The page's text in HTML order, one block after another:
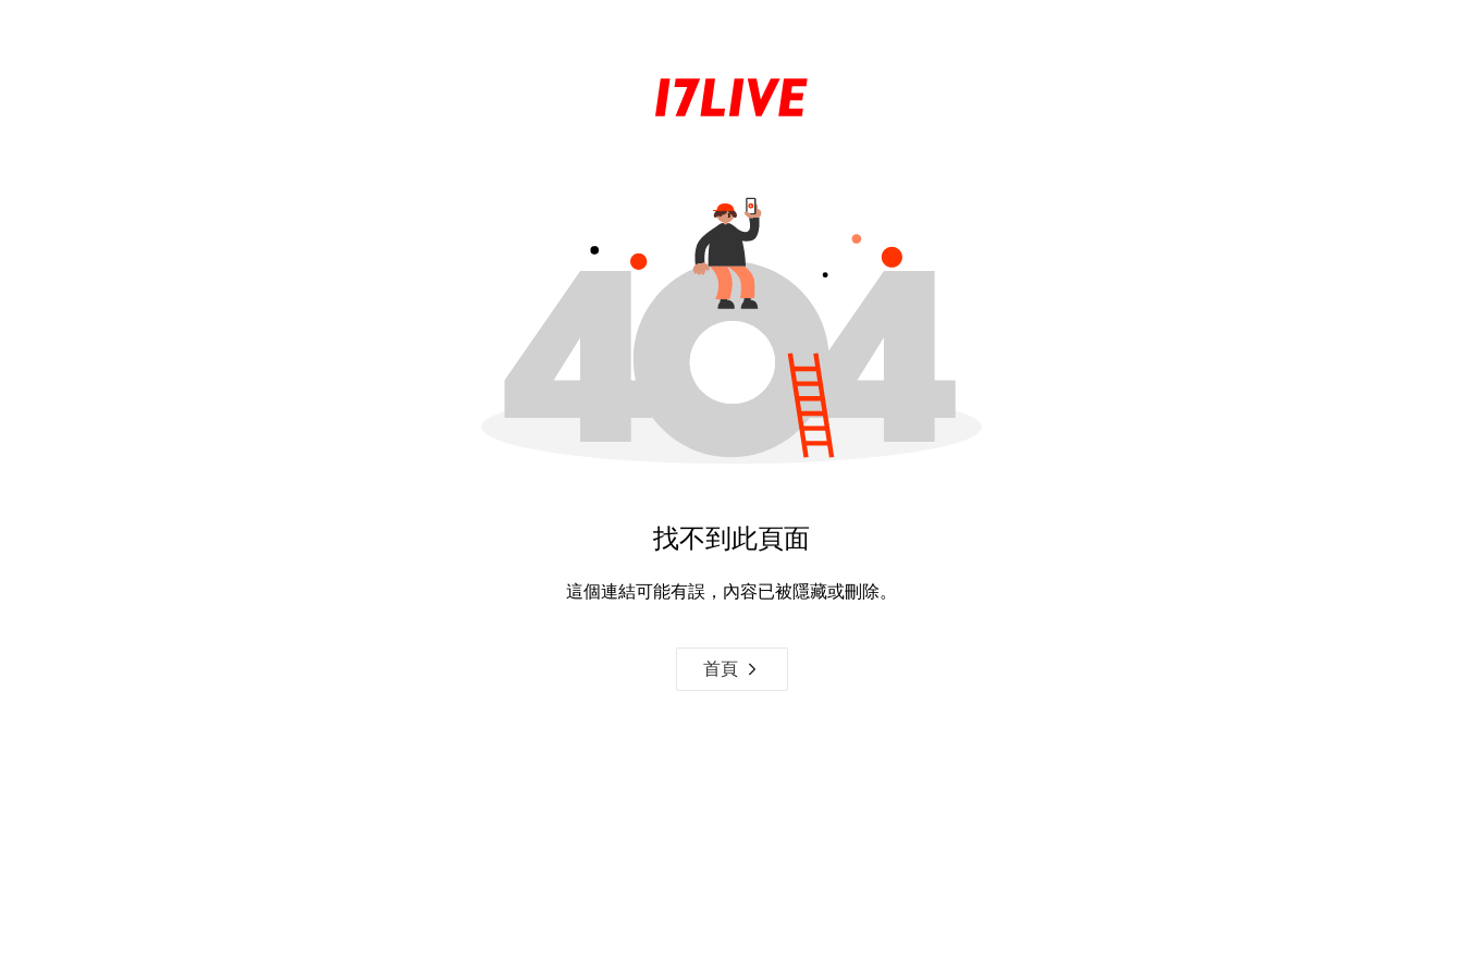
找不到此頁面
這個連結可能有誤，內容已被隱藏或刪除。
首頁